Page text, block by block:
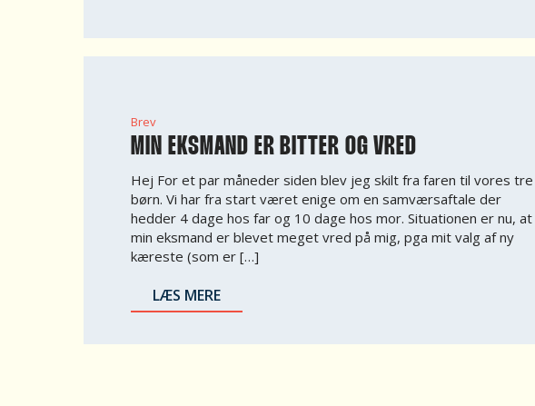
Brev
MIN EKSMAND ER BITTER OG VRED
Hej For et par måneder siden blev jeg skilt fra faren til vores tre
børn. Vi har fra start været enige om en samværsaftale der
hedder 4 dage hos far og 10 dage hos mor. Situationen er nu, at
min eksmand er blevet meget vred på mig, pga mit valg af ny
kæreste (som er […]
LÆS MERE